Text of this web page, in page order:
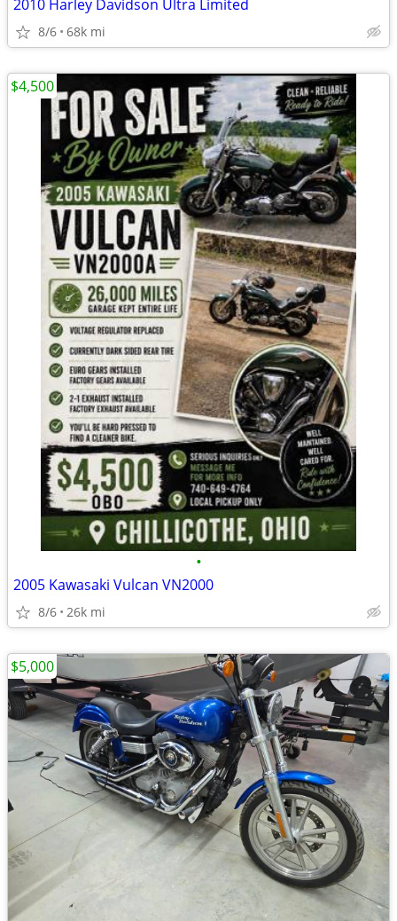
2010 Harley Davidson Ultra Limited
8/6 68k mi
•
2005 Kawasaki Vulcan VN2000
8/6 26k mi
$4,500
$5,000